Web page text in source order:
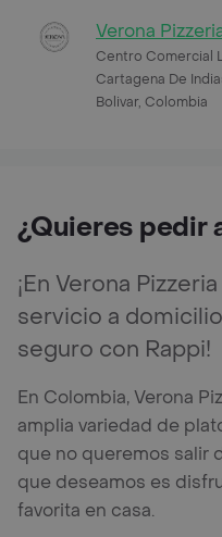
Verona
Centro Comercial
Cartagena De
Bolivar, Colombia
¿Quieres pedir
¡En Verona
servicio a
seguro con Rappi!
En Colombia, Verona
amplia variedad de
que no queremos salir
que deseamos es
favorita en casa.